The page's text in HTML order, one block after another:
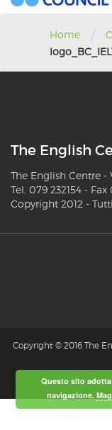
Home /
The English
The English Centre -
Tel. 079 232154 -
Copyright 2012 -
Copyright © 2016 The
Questo sito
navigazione.